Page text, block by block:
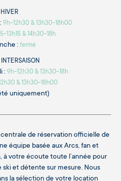
HIVER
9h-12h30 & 13h30-18h00
13h15 & 14h30-18h
: fermé
: 9h-12h30 & 13h30-18h
& 13h30-18h00
uniquement)
centrale de réservation officielle de
équipe basée aux Arcs, fan et
votre écoute toute l’année pour
et détente sur mesure. Nous
la sélection de votre location